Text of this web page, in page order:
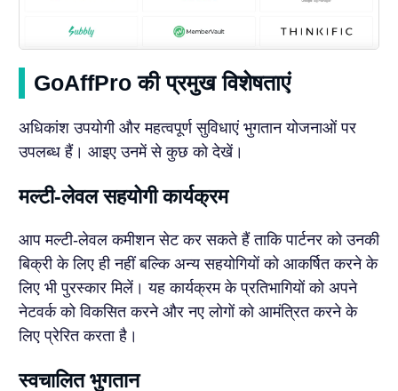
GoAffPro की प्रमुख विशेषताएं
अधिकांश उपयोगी और महत्वपूर्ण सुविधाएं भुगतान योजनाओं पर
उपलब्ध हैं। आइए उनमें से कुछ को देखें।
मल्टी-लेवल सहयोगी कार्यक्रम
आप मल्टी-लेवल कमीशन सेट कर सकते हैं ताकि पार्टनर को उनकी
बिक्री के लिए ही नहीं बल्कि अन्य सहयोगियों को आकर्षित करने के
लिए भी पुरस्कार मिलें। यह कार्यक्रम के प्रतिभागियों को अपने
नेटवर्क को विकसित करने और नए लोगों को आमंत्रित करने के
लिए प्रेरित करता है।
स्वचालित भुगतान